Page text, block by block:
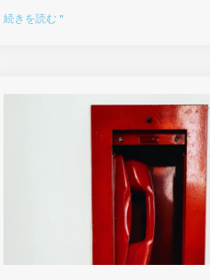
続きを読む "